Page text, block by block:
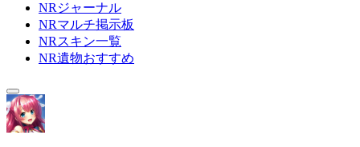
NRジャーナル
NRマルチ掲示板
NRスキン一覧
NR遺物おすすめ